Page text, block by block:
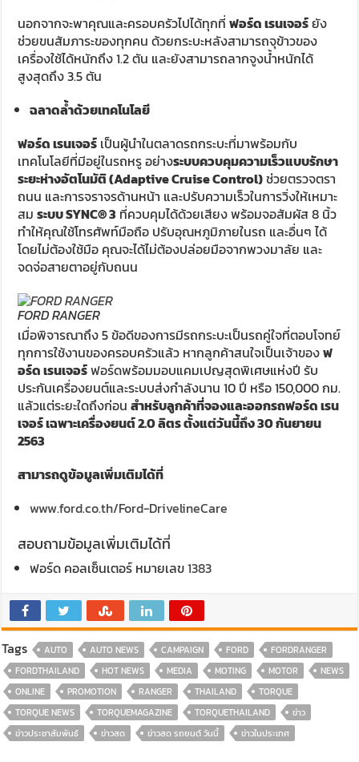
นอกจากจะพาคุณและครอบครัวไปได้ทุกที่ฟอร์ด เรนเจอร์ยัง
ช่วยขนสัมภาระของทุกคน ด้วยกระบะหลังสามารถจุข้าวของ
เครื่องใช้ได้หนักถึง 1.2 ตัน และยังสามารถลากจูงน้ำหนักได้
สูงสุดถึง 3.5 ตัน
ฉลาดล้ำด้วยเทคโนโลยี
ฟอร์ด เรนเจอร์ เป็นผู้นำในตลาดรถกระบะที่มาพร้อมกับ
เทคโนโลยีที่มีอยู่ในรถหรู อย่างระบบควบคุมความเร็วแบบรักษา
ระยะห่างอัตโนมัติ (Adaptive Cruise Control)ช่วยตรวจตรา
ถนน และการจราจรด้านหน้า และปรับความเร็วในการวิ่งให้เหมาะ
สมระบบ SYNC® 3 ที่ควบคุมได้ด้วยเสียง พร้อมจอสัมผัส 8 นิ้ว
ทำให้คุณใช้โทรศัพท์มือถือ ปรับอุณหภูมิภายในรถ และอื่นๆ ได้
โดยไม่ต้องใช้มือ คุณจะได้ไม่ต้องปล่อยมือจากพวงมาลัย และ
จดจ่อสายตาอยู่กับถนน
FORD RANGER
เมื่อพิจารณาถึง 5 ข้อดีของการมีรถกระบะเป็นรถคู่ใจที่ตอบโจทย์
ทุกการใช้งานของครอบครัวแล้ว หากลูกค้าสนใจเป็นเจ้าของฟ
อร์ด เรนเจอร์ฟอร์ดพร้อมมอบแคมเปญสุดพิเศษแห่งปี รับ
ประกันเครื่องยนต์และระบบส่งกำลังนาน 10 ปี หรือ 150,000 กม.
แล้วแต่ระยะใดถึงก่อนสำหรับลูกค้าที่จองและออกรถฟอร์ด เรน
เจอร์ เฉพาะเครื่องยนต์ 2.0 ลิตร ตั้งแต่วันนี้ถึง 30 กันยายน
2563
สามารถดูข้อมูลเพิ่มเติมได้ที่
www.ford.co.th/Ford-DrivelineCare
สอบถามข้อมูลเพิ่มเติมได้ที่
ฟอร์ด คอลเซ็นเตอร์ หมายเลข1383
Tags AUTO AUTO NEWS CAMPAIGN FORD
FORDRANGER
FORDTHAILAND
HOT NEWS MEDIA MOTING MOTOR
NEWS
ONLINE
PROMOTION RANGER THAILAND
TORQUE
TORQUE NEWS
TORQUEMAGAZINE TORQUETHAILAND
ข่าว
ข่าวประชาสัมพันธ์
ข่าวสด ข่าวสด รถยนต์ วันนี้ ข่าวในประเทศ